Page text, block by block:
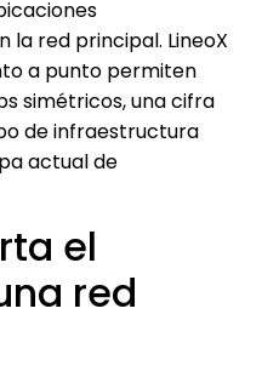
la red principal. LineoX
a punto permiten
simétricos, una cifra
de infraestructura
actual de
el
red